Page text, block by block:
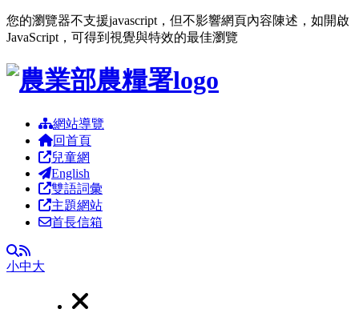
您的瀏覽器不支援javascript，但不影響網頁內容陳述，如開啟
JavaScript，可得到視覺與特效的最佳瀏覽
跳到主要內容區塊
網站導覽
回首頁
兒童網
English
雙語詞彙
主題網站
首長信箱
全文檢索
RSS
小中大